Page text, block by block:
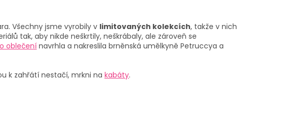
i
s
u
Všechny jsme vyrobily v limitovaných kolekcích, takže v nich
tak, aby nikde neškrtily, neškrábaly, ale zároveň se
oblečení navrhla a nakreslila brněnská umělkyně Petruccya a
k zahřátí nestačí, mrkni na kabáty.